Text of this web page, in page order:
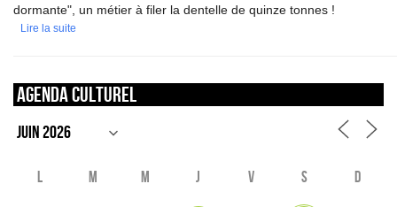
dormante", un métier à filer la dentelle de quinze tonnes !
Lire la suite
Agenda culturel
L M M J V S D